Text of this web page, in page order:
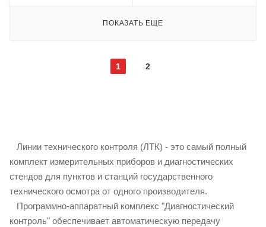
ПОКАЗАТЬ ЕЩЕ
1 2
Линии технического контроля (ЛТК) - это самый полный
комплект измерительных приборов и диагностических
стендов для пунктов и станций государственного
технического осмотра от одного производителя.
Программно-аппаратный комплекс "Диагностический
контроль" обеспечивает автоматическую передачу